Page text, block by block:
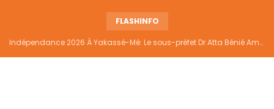
FLASHINFO
Indépendance 2026 À Yakassé-Mé: Le sous-préfet Dr Atta Bénié Amédé appelle à l’unité, à la sécurité et au développement